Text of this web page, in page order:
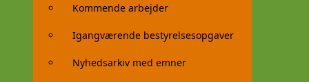
Kommende arbejder
Igangværende bestyrelsesopgaver
Nyhedsarkiv med emner